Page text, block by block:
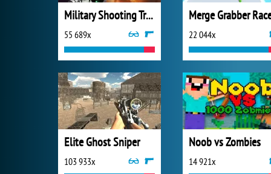
Military Shooting Training
55 689x 22 044x
Elite Ghost Sniper
103 933x
Noob vs Zombies
14 921x